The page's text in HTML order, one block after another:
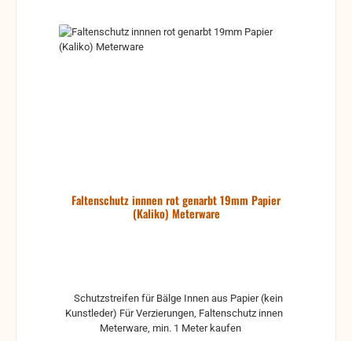
Faltenschutz innnen rot genarbt 19mm Papier
(Kaliko) Meterware
Kunstleder) Für Verzierungen, Faltenschutz innen